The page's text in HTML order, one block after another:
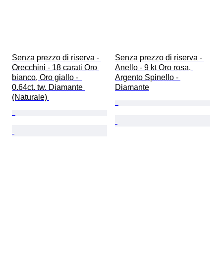
Senza prezzo di riserva -
Orecchini - 18 carati Oro
bianco, Oro giallo -
0.64ct. tw. Diamante
(Naturale)
Senza prezzo di riserva -
Anello - 9 kt Oro rosa,
Argento Spinello -
Diamante